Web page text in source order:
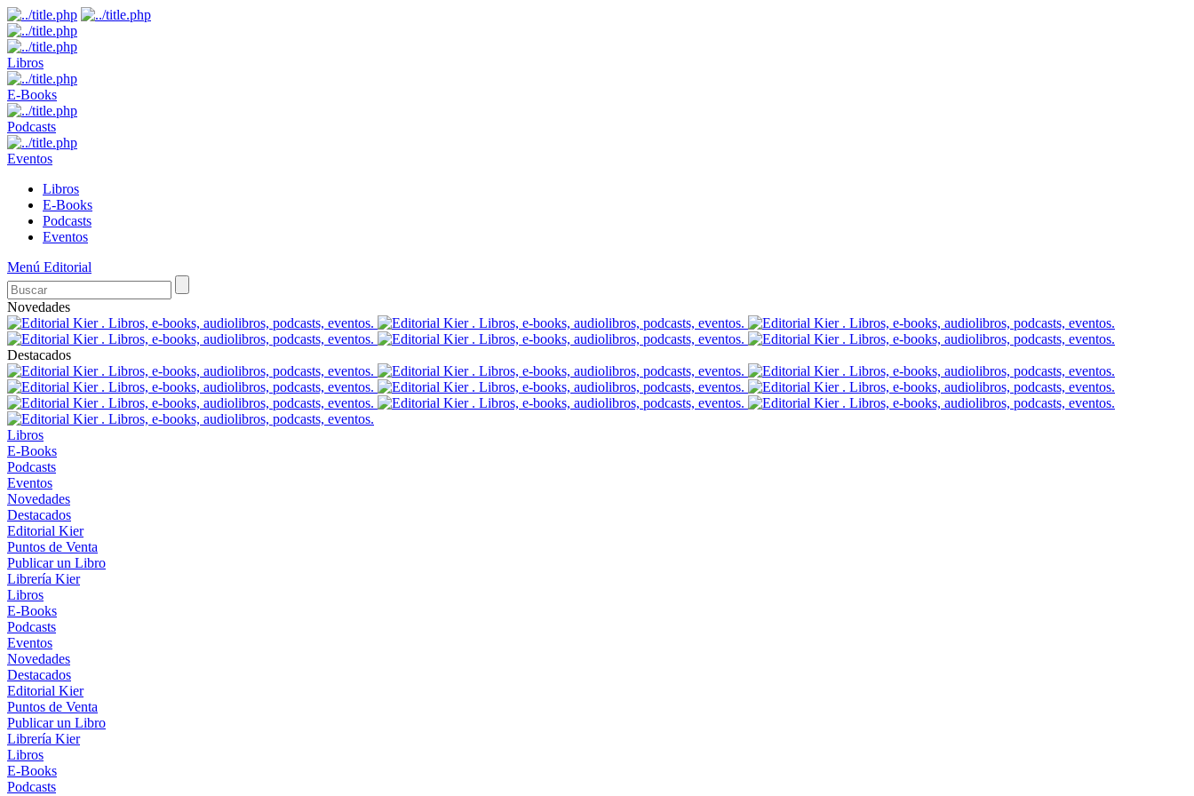
Libros
E-Books
Podcasts
Eventos
Libros
E-Books
Podcasts
Eventos
Menú Editorial
Novedades
Destacados
Libros
E-Books
Podcasts
Eventos
Novedades
Destacados
Editorial Kier
Puntos de Venta
Publicar un Libro
Librería Kier
Libros
E-Books
Podcasts
Eventos
Novedades
Destacados
Editorial Kier
Puntos de Venta
Publicar un Libro
Librería Kier
Libros
E-Books
Podcasts